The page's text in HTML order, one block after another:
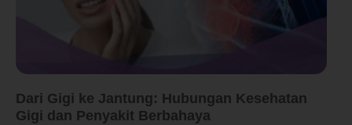
Dari Gigi ke Jantung: Hubungan Kesehatan
Gigi dan Penyakit Berbahaya